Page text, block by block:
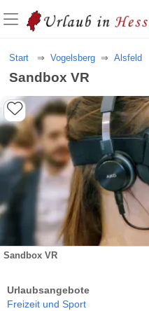
Start Vogelsberg Alsfeld
Sandbox VR
Sandbox VR
Urlaubsangebote
Freizeit und Sport